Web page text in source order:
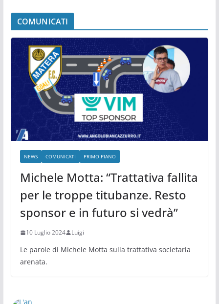
COMUNICATI
NEWS COMUNICATI PRIMO PIANO
Michele Motta: “Trattativa fallita
per le troppe titubanze. Resto
sponsor e in futuro si vedrà”
10 Luglio 2024 Luigi
Le parole di Michele Motta sulla trattativa societaria
arenata.